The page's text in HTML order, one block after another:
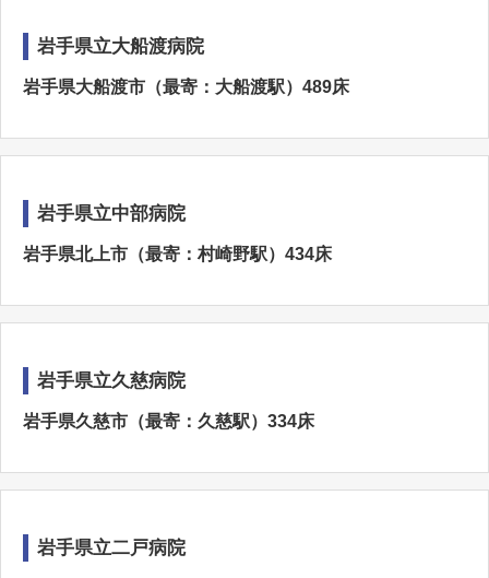
岩手県立大船渡病院
岩手県大船渡市（最寄：大船渡駅）489床
岩手県立中部病院
岩手県北上市（最寄：村崎野駅）434床
岩手県立久慈病院
岩手県久慈市（最寄：久慈駅）334床
岩手県立二戸病院